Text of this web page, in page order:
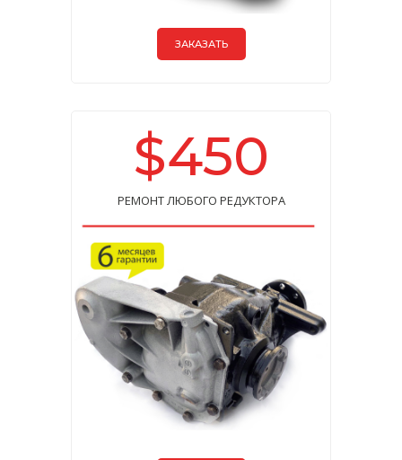
ЗАКАЗАТЬ
$450
РЕМОНТ ЛЮБОГО РЕДУКТОРА